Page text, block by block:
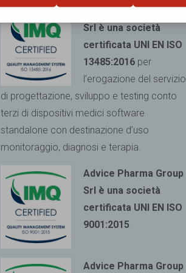
Advice Pharma Group
Srl è una società
certificata UNI EN ISO
13485:2016per
l’erogazione del servizio
di progettazione, sviluppo e testing conto
terzi di dispositivi medici software
standalone con destinazione d’uso
monitoraggio, diagnosi e terapia.
Advice Pharma Group
Srl è una società
certificata UNI EN ISO
9001:2015
Advice Pharma Group